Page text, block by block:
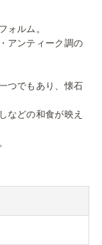
ォルム。
アンティーク調の
つでもあり、懐石
などの和食が映え